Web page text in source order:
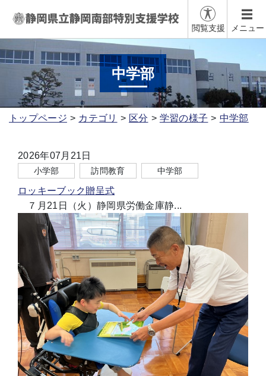
閲覧支援 メニュー
中学部
トップページ カテゴリ 区分 学習の様子 中学部
2026年07月21日
小学部 訪問教育 中学部
ロッキーブック贈呈式
７月21日（火）静岡県労働金庫静...